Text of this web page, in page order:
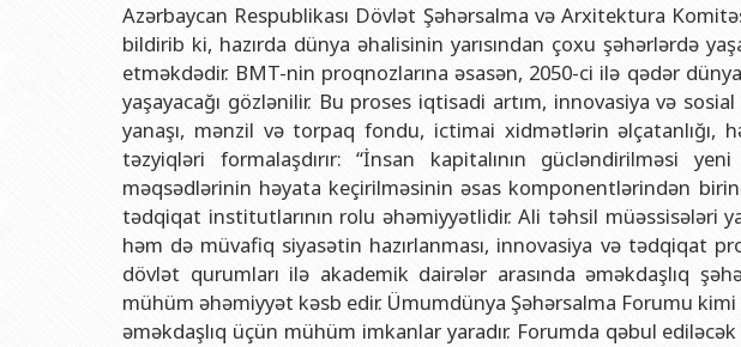
Azərbaycan Respublikası Dövlət Şəhərsalma və Arxitektura
bildirib ki, hazırda dünya əhalisinin yarısından çoxu şəhərlərdə
etməkdədir. BMT-nin proqnozlarına əsasən, 2050-ci ilə qədər
yaşayacağı gözlənilir. Bu proses iqtisadi artım, innovasiya və
yanaşı, mənzil və torpaq fondu, ictimai xidmətlərin əlçatanlığı,
təzyiqləri formalaşdırır: “İnsan kapitalının gücləndirilməsi
məqsədlərinin həyata keçirilməsinin əsas komponentlərindən
tədqiqat institutlarının rolu əhəmiyyətlidir. Ali təhsil müəssisələri
həm də müvafiq siyasətin hazırlanması, innovasiya və tədqiqat
dövlət qurumları ilə akademik dairələr arasında əməkdaşlıq
mühüm əhəmiyyət kəsb edir. Ümumdünya Şəhərsalma Forumu
əməkdaşlıq üçün mühüm imkanlar yaradır. Forumda qəbul